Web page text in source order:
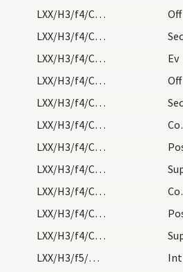
LXX/H3/f4/Cinerum/M2/Mass Propers
Off
LXX/H3/f4/Cinerum/M2/Mass Propers
LXX/H3/f4/Cinerum/M2/Mass Propers
Ev
LXX/H3/f4/Cinerum/M2/Mass Propers
Off
LXX/H3/f4/Cinerum/M2/Mass Propers
LXX/H3/f4/Cinerum/M2/Mass Propers
LXX/H3/f4/Cinerum/M2/Mass Propers
LXX/H3/f4/Cinerum/M2/Mass Propers
LXX/H3/f4/Cinerum/M2/Mass Propers
LXX/H3/f4/Cinerum/M2/Mass Propers
LXX/H3/f4/Cinerum/M2/Mass Propers
LXX/H3/f5/M2/Mass Propers